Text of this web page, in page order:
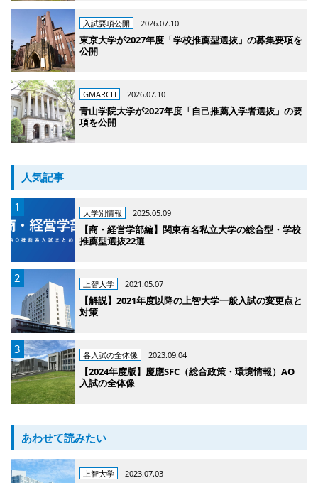
入試要項公開 2026.07.10
東京大学が2027年度「学校推薦型選抜」の募集要項を
公開
GMARCH 2026.07.10
青山学院大学が2027年度「自己推薦入学者選抜」の要
項を公開
人気記事
大学別情報 2025.05.09
【商・経営学部編】関東有名私立大学の総合型・学校
推薦型選抜22選
上智大学 2021.05.07
【解説】2021年度以降の上智大学一般入試の変更点と
対策
各入試の全体像 2023.09.04
【2024年度版】慶應SFC（総合政策・環境情報）AO
入試の全体像
あわせて読みたい
上智大学 2023.07.03